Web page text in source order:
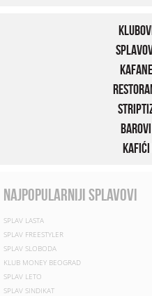
Kafići
najpopularniji splavovi
SPLAV LASTA
SPLAV FREESTYLER
SPLAV SLOBODA
KLUB MONEY BEOGRAD
SPLAV LETO
SPLAV SINDIKAT